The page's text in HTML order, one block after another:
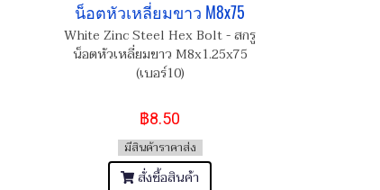
น็อตหัวเหลี่ยมขาว M8x75
White Zinc Steel Hex Bolt - สกรู
น็อตหัวเหลี่ยมขาว M8x1.25x75
(เบอร์10)
฿8.50
มีสินค้าราคาส่ง
สั่งซื้อสินค้า